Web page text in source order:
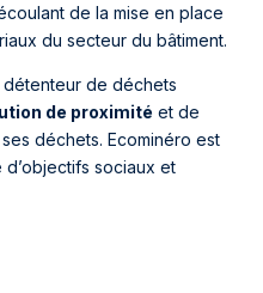
de la mise en place
du secteur du bâtiment.
détenteur de déchets
de proximité et de
déchets. Ecominéro est
sociaux et